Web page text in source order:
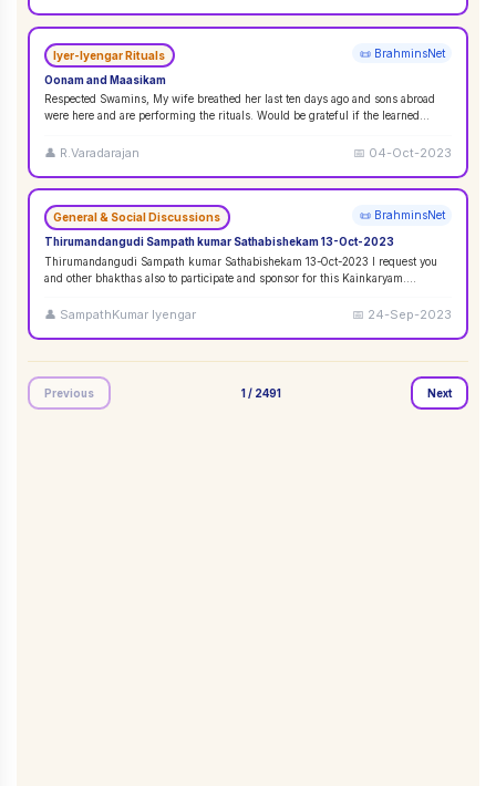
Iyer-Iyengar Rituals 📜 BrahminsNet
Oonam and Maasikam
Respected Swamins, ​​​​​​My wife breathed her last ten days ago and sons abroad
were here and are performing the rituals. Would be grateful if the learned
👤 R.Varadarajan 📅 04-Oct-2023
General & Social Discussions 📜 BrahminsNet
Thirumandangudi Sampath kumar Sathabishekam 13-Oct-2023
Thirumandangudi Sampath kumar Sathabishekam 13-Oct-2023 I request you
and other bhakthas also to participate and sponsor for this Kainkaryam.
👤 SampathKumar Iyengar 📅 24-Sep-2023
Previous 1 / 2491 Next